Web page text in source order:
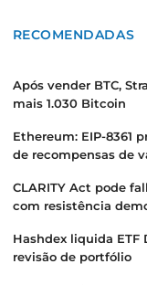
RECOMENDADAS
Após vender BTC,
mais 1.030 Bitcoin
Ethereum: EIP-8361
de recompensas de
CLARITY Act pode
com resistência
Hashdex liquida ETF
revisão de portfólio